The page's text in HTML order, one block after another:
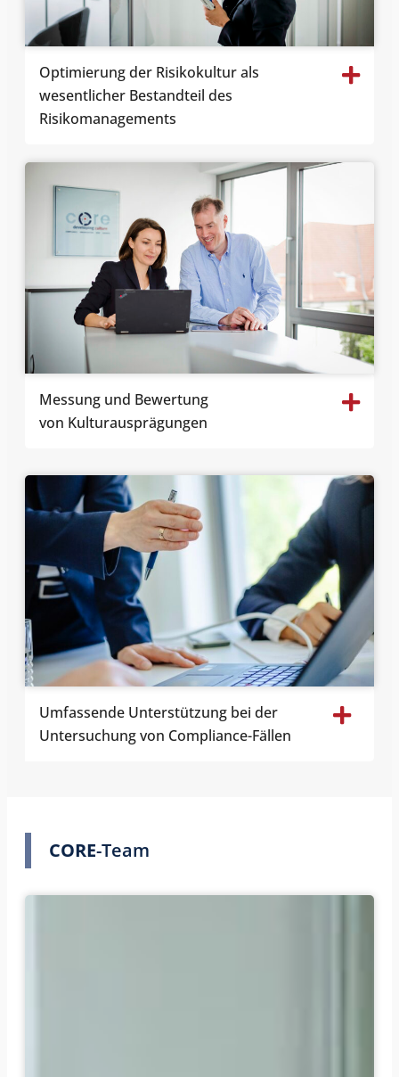
Optimierung der Risikokulturals
wesentlicher Bestandteil des
Risikomanagements
Messung und Bewertung
von Kulturausprägungen
Umfassende Unterstützung bei der
Untersuchung von Compliance-Fällen
CORE-Team